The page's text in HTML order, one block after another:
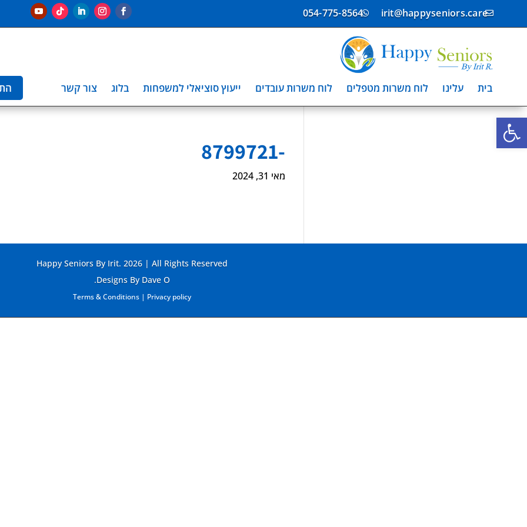
פתח סרגל נגישות

irit@happyseniors.care

054-775-8564
בית עלינו לוח משרות מטפלים לוח משרות עובדים ייעוץ סוציאלי למשפחות בלוג צור קשר
-8799721
מאי 31, 2024
Happy Seniors By Irit. 2026 | All Rights Reserved
Designs By Dave O.
Terms & Conditions| Privacy policy